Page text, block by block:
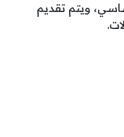
ويتم تقديم